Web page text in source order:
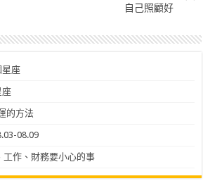
自己照顧好
星座
座
的方法
08.09
工作、財務要小心的事